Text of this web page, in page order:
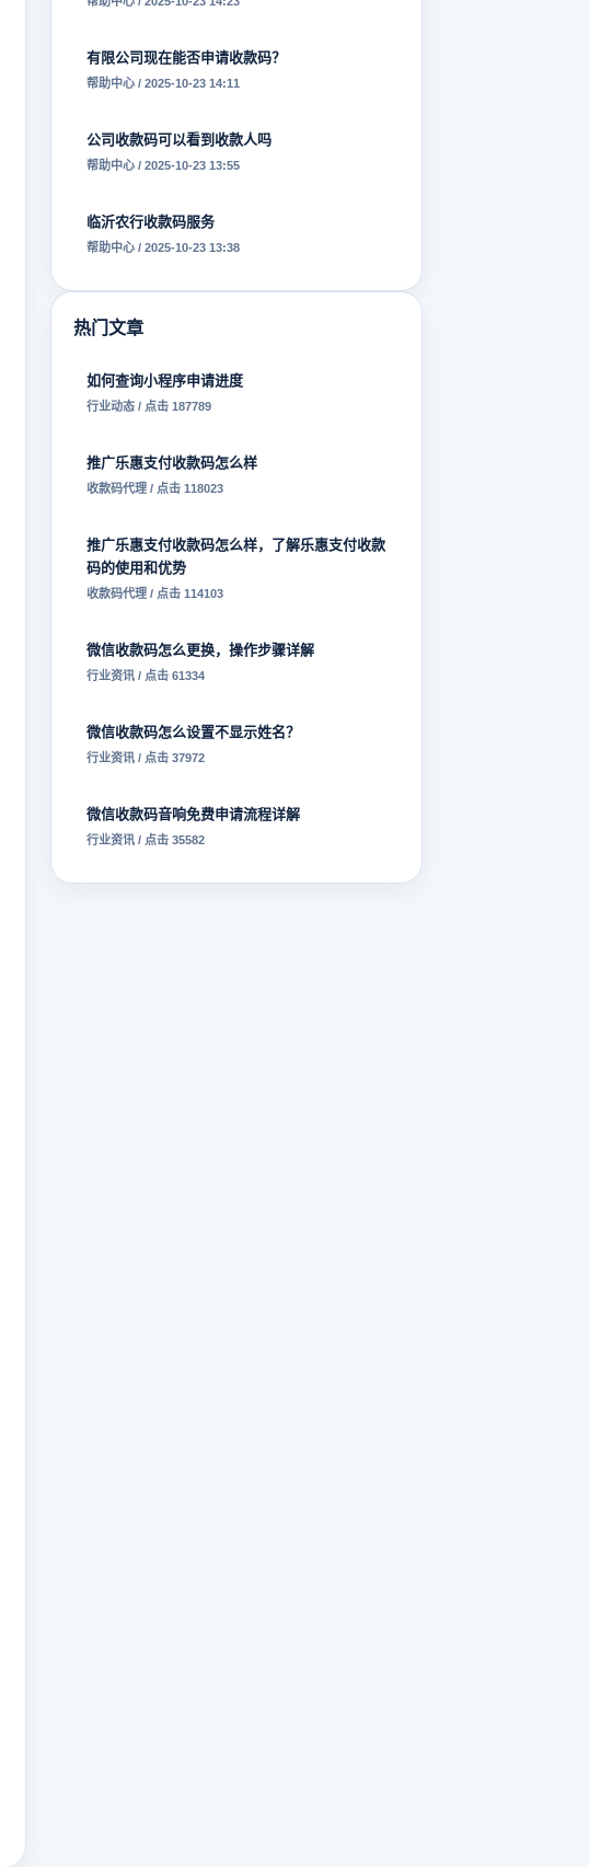
有限公司现在能否申请收款码？
帮助中心 / 2025-10-23 14:11
公司收款码可以看到收款人吗
帮助中心 / 2025-10-23 13:55
临沂农行收款码服务
帮助中心 / 2025-10-23 13:38
热门文章
如何查询小程序申请进度
行业动态 / 点击 187789
推广乐惠支付收款码怎么样
收款码代理 / 点击 118023
推广乐惠支付收款码怎么样，了解乐惠支付收款
码的使用和优势
收款码代理 / 点击 114103
微信收款码怎么更换，操作步骤详解
行业资讯 / 点击 61334
微信收款码怎么设置不显示姓名？
行业资讯 / 点击 37972
微信收款码音响免费申请流程详解
行业资讯 / 点击 35582